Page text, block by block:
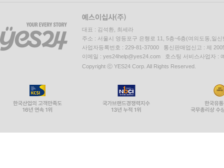
대표 : 김석환, 최세라
주소 : 서울시 영등포구 은행로 11, 5층~6층(여의도동,일신
사업자등록번호 : 229-81-37000 통신판매업신고 : 제
이메일 : yes24help@yes24.com 호스팅 서비스사업자 :
Copyright ⓒ YES24 Corp. All Rights Reserved.